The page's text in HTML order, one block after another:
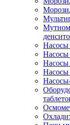
Насосы
Насосы
Насосы